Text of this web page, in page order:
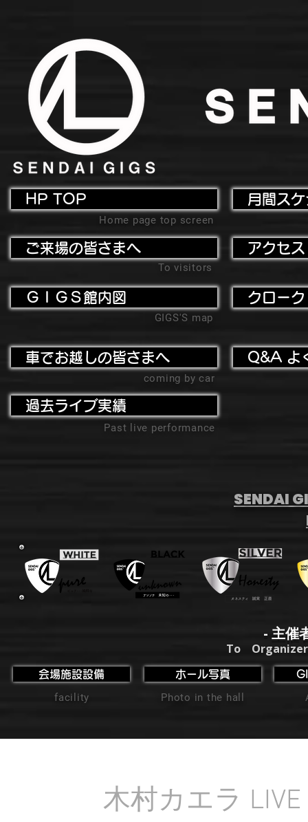
HP TOP
Home page top screen
ご来場の皆さまへ
To visitors
ＧＩＧＳ館内図
GIGS'S map
月間ス
アクセ
クローク
車でお越しの皆さまへ
coming by car
過去ライブ実績
Past live performance
Q&A よ
SENDAI
- 主催
To
会場施設設備
facility
ホール写真
Photo in the hall
木村カエラ